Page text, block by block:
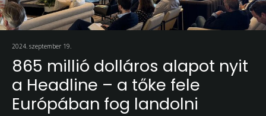
2024. szeptember 19.
865 millió dolláros alapot nyit
a Headline – a tőke fele
Európában fog landolni